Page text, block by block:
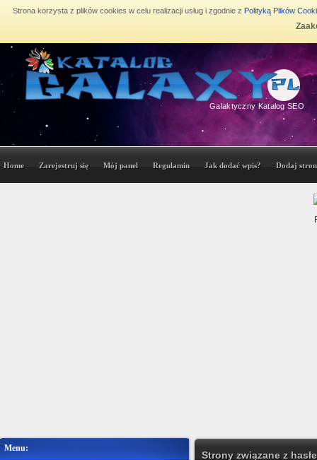
Strona korzysta z plików cookies w celu realizacji usług i zgodnie z Polityką Plików
Galaktyczny Katalog SEO
Home Zarejestruj się Mój panel Regulamin Jak dodać wpis? Dodaj
Menu:
Strony związane z